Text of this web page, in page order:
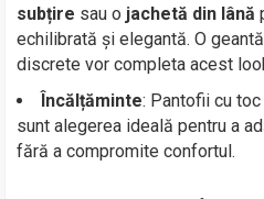
subțire sau o jachetă din lână
echilibrată și elegantă. O
discrete vor completa acest
Încălțăminte: Pantofii cu
sunt alegerea ideală pentru a
fără a compromite confortul.